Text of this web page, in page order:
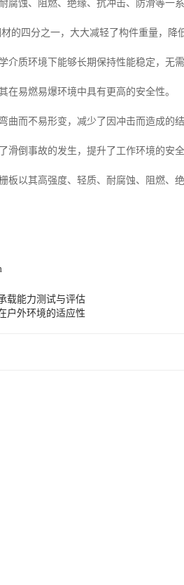
腐蚀、阻燃、绝缘、抗冲击、防滑等一系
的四分之一，大大减轻了构件重量，降
介质环境下能够长期保持性能稳定，无
在易燃易爆环境中具有更高的安全性。
曲而不易形变，减少了因冲击而造成的结
滑倒事故的发生，提升了工作环境的安全
板以其高强度、轻质、耐腐蚀、阻燃、
载能力测试与评估
户外环境的适应性